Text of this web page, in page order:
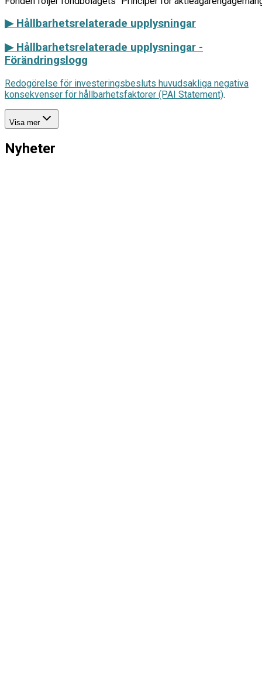
▶ Hållbarhetsrelaterade upplysningar
▶ Hållbarhetsrelaterade upplysningar -
Förändringslogg
Redogörelse för investeringsbesluts huvudsakliga negativa
konsekvenser för hållbarhetsfaktorer (PAI Statement).
Visa mer
Nyheter